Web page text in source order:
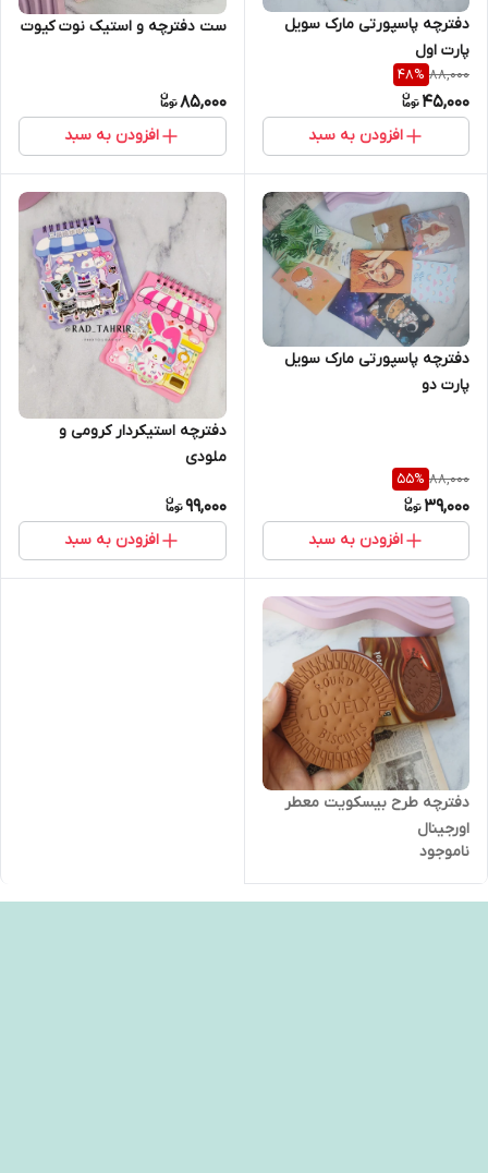
دفترچه پاسپورتی مارک سویل
پارت اول
88,000
48%
45,000
افزودن به سبد
ست دفترچه و استیک نوت کیوت
85,000
افزودن به سبد
دفترچه پاسپورتی مارک سویل
پارت دو
88,000
55%
39,000
افزودن به سبد
دفترچه استیکردار کرومی و
ملودی
99,000
افزودن به سبد
دفترچه طرح بیسکویت معطر
اورجینال
ناموجود